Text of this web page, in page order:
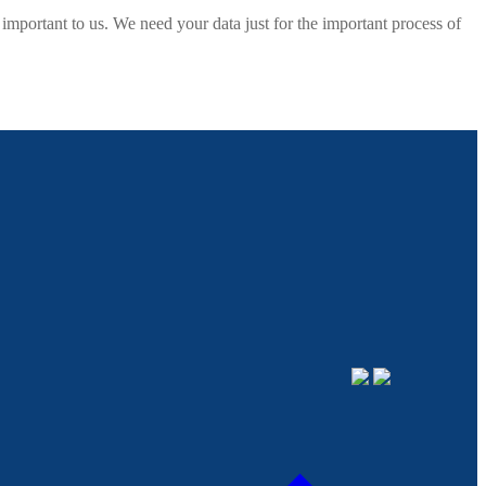
to us. We need your data just for the important process of